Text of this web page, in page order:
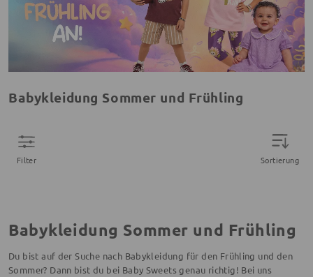
Babykleidung Sommer und Frühling
Filter Sortierung
Babykleidung Sommer und Frühling
Du bist auf der Suche nach Babykleidung für den Frühling und den
Sommer? Dann bist du bei Baby Sweets genau richtig! Bei uns